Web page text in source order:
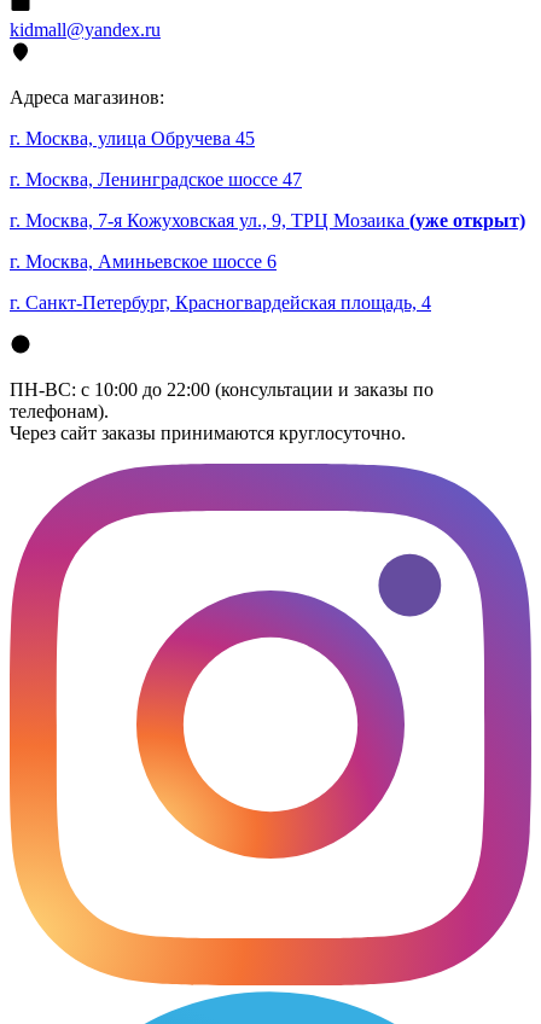
kidmall@yandex.ru
Адреса магазинов:
г. Москва, улица Обручева 45
г. Москва, Ленинградское шоссе 47
г. Москва, 7-я Кожуховская ул., 9, ТРЦ Мозаика (уже открыт)
г. Москва, Аминьевское шоссе 6
г. Санкт-Петербург, Красногвардейская площадь, 4
ПН-ВС: с 10:00 до 22:00 (консультации и заказы по
телефонам).
Через сайт заказы принимаются круглосуточно.